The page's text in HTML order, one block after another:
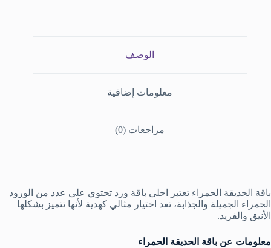
الوصف
معلومات إضافية
مراجعات (0)
باقة الحديقة الحمراء تعتبر احلى باقة ورد تحتوي على عدد من الورود
الحمراء الجميلة والجذابة، تعد اختيار مثالي كهدية لأنها تتميز بشكلها
الأنيق والفريد.
معلومات عن باقة الحديقة الحمراء